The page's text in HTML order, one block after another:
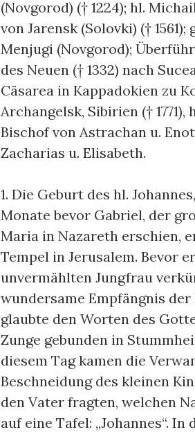
(Novgorod) († 1224); hl.
von Jarensk (Solovki) († 1561);
Menjugi (Novgorod);
des Neuen († 1332) nach
Cäsarea in Kappadokien zu
Archangelsk, Sibirien († 1771),
Bischof von Astrachan u.
Zacharias u. Elisabeth.
1. Die Geburt des hl.
Monate bevor Gabriel, der
Maria in Nazareth erschien,
Tempel in Jerusalem. Bevor
unvermählten Jungfrau
wundersame Empfängnis
glaubte den Worten des
Zunge gebunden in
diesem Tag kamen die
Beschneidung des kleinen
den Vater fragten, welchen
auf eine Tafel: „Johannes“.